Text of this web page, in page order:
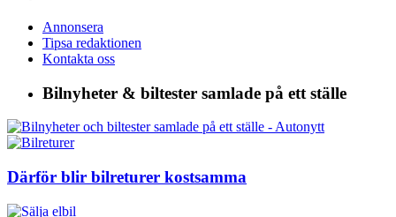
Annonsera
Tipsa redaktionen
Kontakta oss
Bilnyheter & biltester samlade på ett ställe
Därför blir bilreturer kostsamma